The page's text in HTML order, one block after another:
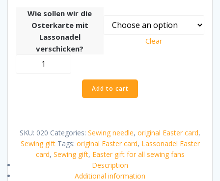
Wie sollen wir die
Osterkarte mit
Lassonadel
verschicken?
Clear
Add to cart
SKU: 020 Categories: Sewing needle, original Easter card,
Sewing gift Tags: original Easter card, Lassonadel Easter
card, Sewing gift, Easter gift for all sewing fans
Description
Additional information